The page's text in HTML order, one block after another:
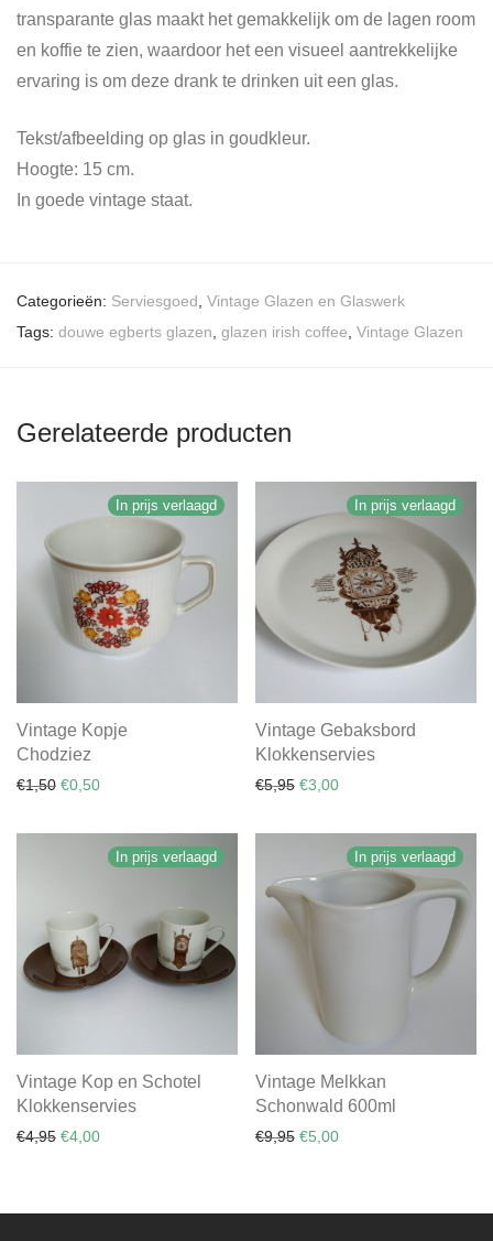
transparante glas maakt het gemakkelijk om de lagen room
en koffie te zien, waardoor het een visueel aantrekkelijke
ervaring is om deze drank te drinken uit een glas.
Tekst/afbeelding op glas in goudkleur.
Hoogte: 15 cm.
In goede vintage staat.
Categorieën: Serviesgoed Vintage Glazen en Glaswerk
Tags: douwe egberts glazen glazen irish coffee Vintage Glazen
Gerelateerde producten
In prijs verlaagd
Vintage Kopje
Chodziez
€1,50 Oorspronkelijke prijs was: €1,50.
€0,50Huidige prijs is: €0,50.
In prijs verlaagd
Vintage Gebaksbord
Klokkenservies
€5,95 Oorspronkelijke prijs was:
€3,00Huidige prijs is: €3,00.
In prijs verlaagd
Vintage Kop en Schotel
Klokkenservies
€4,95 Oorspronkelijke prijs was: €4,95.
€4,00Huidige prijs is: €4,00.
In prijs verlaagd
Vintage Melkkan
Schonwald 600ml
€9,95 Oorspronkelijke prijs was:
€5,00Huidige prijs is: €5,00.